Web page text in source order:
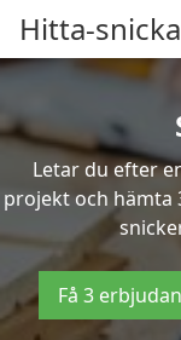
Hitta-
Letar du efter
projekt och hämta
Få 3